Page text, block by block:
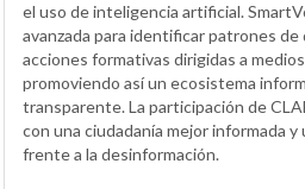
el uso de inteligencia artificial.
avanzada para identificar patrones
acciones formativas dirigidas a
promoviendo así un ecosistema
transparente. La participación de
con una ciudadanía mejor informada
frente a la desinformación.